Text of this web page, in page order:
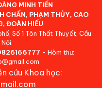
MINH TIẾN
CHẤN, PHẠM THỦY, CAO
ĐOÀN HIẾU
Số 1 Tôn Thất Thuyết, Cầu
- Hòm thư:
cứu Khoa học: